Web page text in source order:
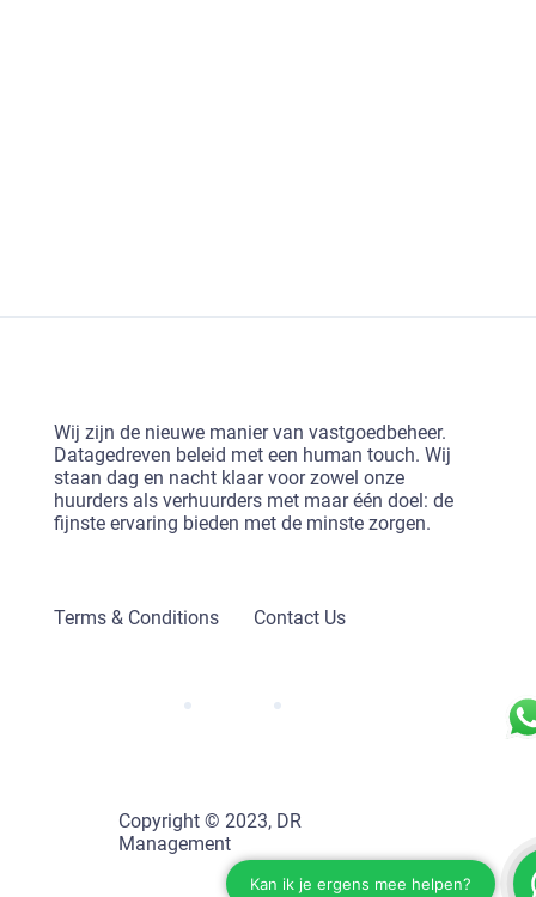
Wij zijn de nieuwe manier van vastgoedbeheer.
Datagedreven beleid met een human touch. Wij
staan dag en nacht klaar voor zowel onze
huurders als verhuurders met maar één doel: de
fijnste ervaring bieden met de minste zorgen.
Terms & Conditions Contact Us
Copyright © 2023, DR
Management